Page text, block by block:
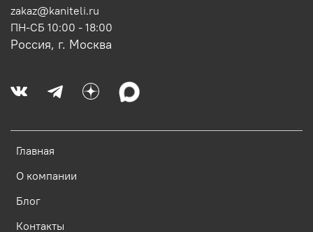
Главная
О компании
Блог
Контакты
zakaz@kaniteli.ru
ПН-СБ 10:00 - 18:00
Россия, г. Москва